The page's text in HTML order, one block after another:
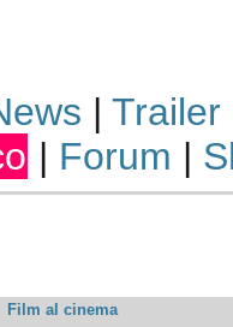
| Trailer
| Forum |
Film al cinema